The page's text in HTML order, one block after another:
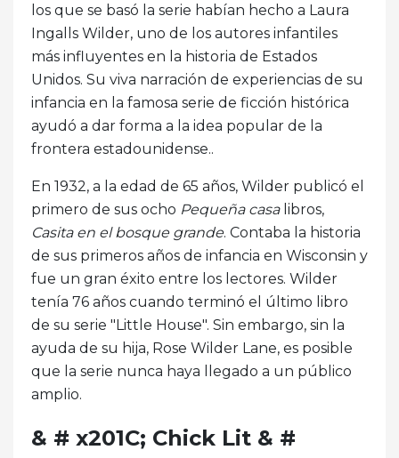
los que se basó la serie habían hecho a Laura
Ingalls Wilder, uno de los autores infantiles
más influyentes en la historia de Estados
Unidos. Su viva narración de experiencias de su
infancia en la famosa serie de ficción histórica
ayudó a dar forma a la idea popular de la
frontera estadounidense..
En 1932, a la edad de 65 años, Wilder publicó el
primero de sus ocho Pequeña casalibros,
Casita en el bosque grande. Contaba la historia
de sus primeros años de infancia en Wisconsin y
fue un gran éxito entre los lectores. Wilder
tenía 76 años cuando terminó el último libro
de su serie "Little House". Sin embargo, sin la
ayuda de su hija, Rose Wilder Lane, es posible
que la serie nunca haya llegado a un público
amplio.
& # x201C; Chick Lit & #